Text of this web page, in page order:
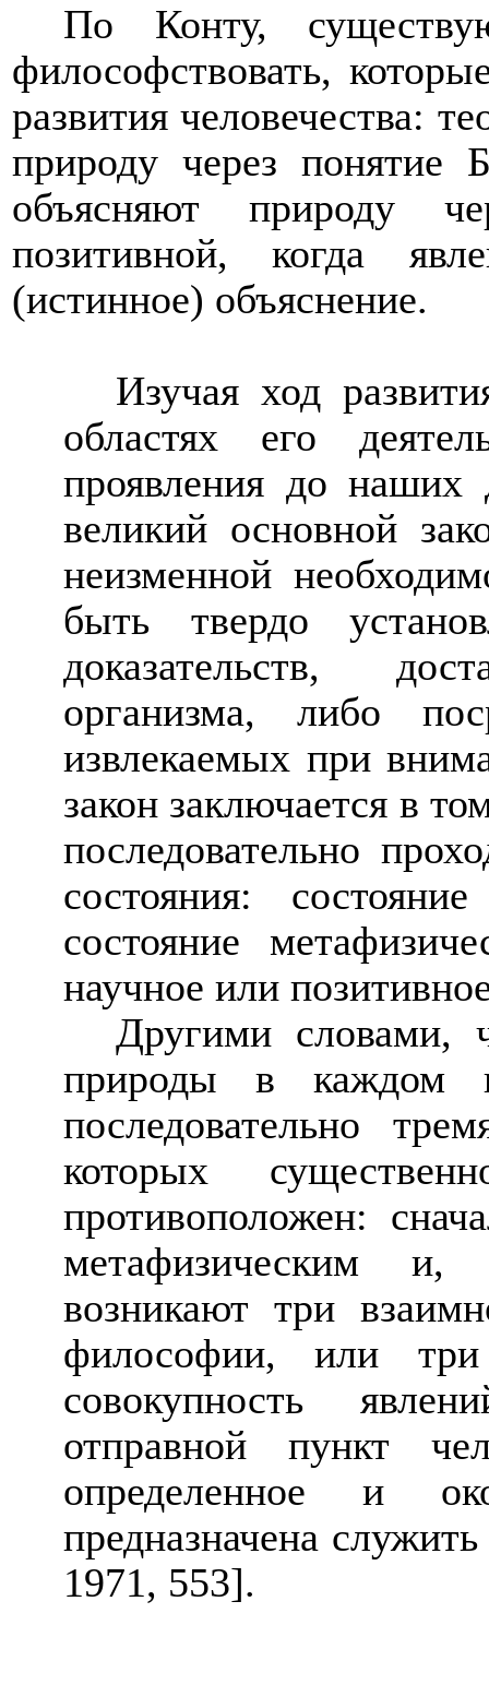
По Конту,
философствовать,
развития человечества:
природу через понятие
объясняют природу
позитивной, когда
(истинное) объяснение.
Изучая ход
областях его
проявления до наших
великий основной
неизменной
быть твердо
доказательств,
организма, либо
извлекаемых при
закон заключается в
последовательно
состояния:
состояние
научное или
Другими словами,
природы в каждом
последовательно
которых
противоположен:
метафизическим и,
возникают три
философии, или
совокупность
отправной пункт
определенное и
предназначена
1971, 553].